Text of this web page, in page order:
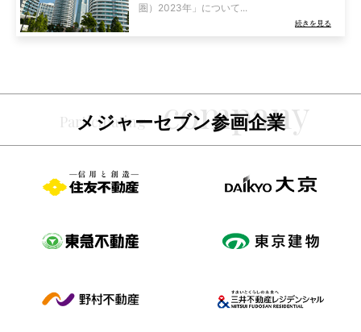
圏）2023年」について...
続きを見る
メジャーセブン参画企業